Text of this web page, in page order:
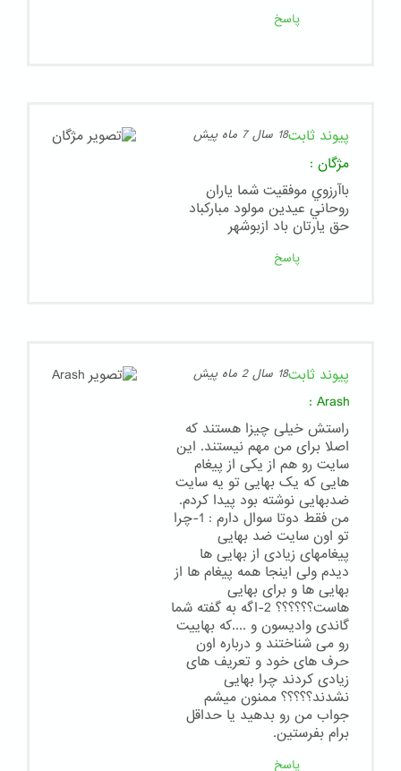
پاسخ
پیوند ثابت18 سال 7 ماه پیش
مژگان :
باآرزوي موفقيت شما ياران
روحاني عيدين مولود مباركباد
حق يارتان باد ازبوشهر
پاسخ
پیوند ثابت18 سال 2 ماه پیش
Arash
:
راستش خیلی چیزا هستند که
اصلا برای من مهم نیستند. این
سایت رو هم از یکی از پیغام
هایی که یک بهایی تو یه سایت
ضدبهایی نوشته بود پیدا کردم.
من فقط دوتا سوال دارم : 1-چرا
تو اون سایت ضد بهایی
پیغامهای زیادی از بهایی ها
دیدم ولی اینجا همه پیغام ها از
بهایی ها و برای بهایی
هاست؟؟؟؟؟؟ 2-اگه به گفته شما
گاندی وادیسون و ....که بهاییت
رو می شناختند و درباره اون
حرف های خود و تعریف های
زیادی کردند چرا بهایی
نشدند؟؟؟؟؟ ممنون میشم
جواب من رو بدهید یا حداقل
برام بفرستین.
پاسخ